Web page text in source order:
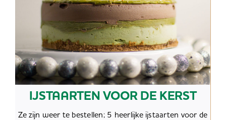
IJSTAARTEN VOOR DE KERST
Ze zijn weer te bestellen; 5 heerlijke ijstaarten voor de